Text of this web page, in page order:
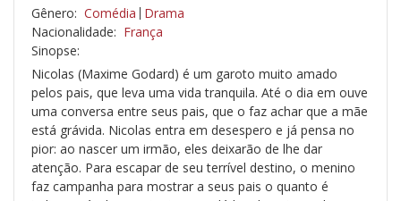
Gênero: Comédia Drama
Nacionalidade: França
Sinopse:
Nicolas (Maxime Godard) é um garoto muito amado
pelos pais, que leva uma vida tranquila. Até o dia em ouve
uma conversa entre seus pais, que o faz achar que a mãe
está grávida. Nicolas entra em desespero e já pensa no
pior: ao nascer um irmão, eles deixarão de lhe dar
atenção. Para escapar de seu terrível destino, o menino
faz campanha para mostrar a seus pais o quanto é